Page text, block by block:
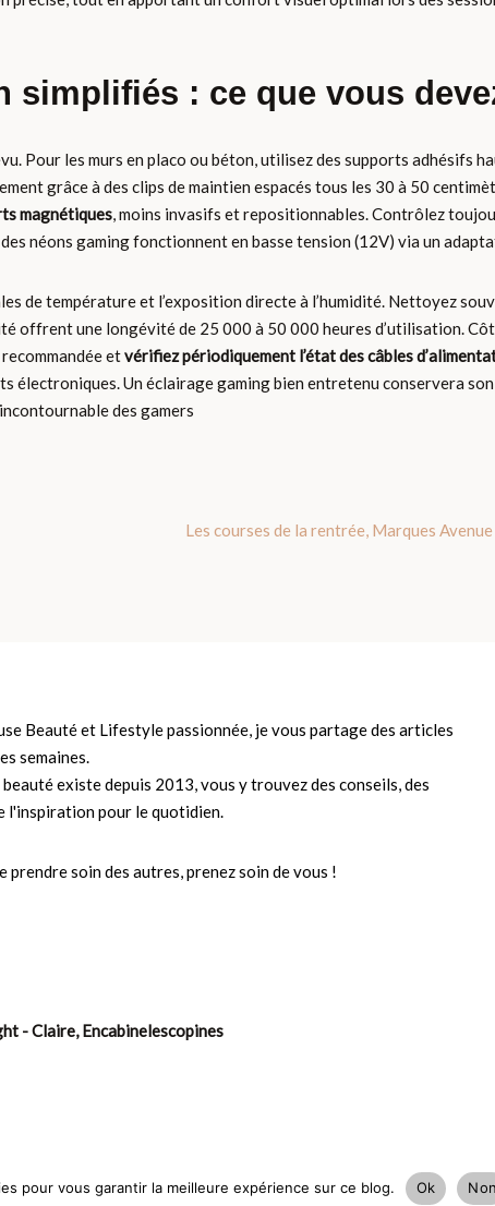
simplifiés : ce que vous
Pour les murs en placo ou béton, utilisez des supports adhésifs
grâce à des clips de maintien espacés tous les 30 à 50
magnétiques, moins invasifs et repositionnables. Contrôlez
néons gaming fonctionnent en basse tension (12V) via un
de température et l’exposition directe à l’humidité. Nettoyez
offrent une longévité de 25 000 à 50 000 heures d’utilisation.
etvérifiez périodiquement l’état des câbles
électroniques. Un éclairage gaming bien entretenu conservera
des gamers
Les courses de la rentrée, Marques
Beauté et Lifestyle passionnée, je vous partage des articles
semaines.
existe depuis 2013, vous y trouvez des conseils, des
l'inspiration pour le quotidien.
prendre soin des autres, prenez soin de vous !
- Claire, Encabinelescopines
pour vous garantir la meilleure expérience sur ce blog. Ok Non